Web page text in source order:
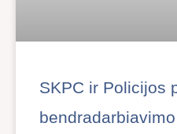
SKPC ir Policijos